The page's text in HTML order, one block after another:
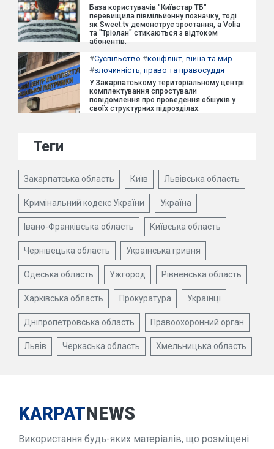
База користувачів "Київстар ТБ"
перевищила півмільйонну позначку, тоді
як Sweet.tv демонструє зростання, а Volia
та "Тріолан" стикаються з відтоком
абонентів.
#Суспільство #конфлікт, війна та мир
#злочинність, право та правосуддя
У Закарпатському територіальному центрі
комплектування спростували
повідомлення про проведення обшуків у
своїх структурних підрозділах.
Теги
Закарпатська область Київ Львівська область
Кримінальний кодекс України Україна
Івано-Франківська область Київська область
Чернівецька область Українська гривня
Одеська область Ужгород Рівненська область
Харківська область Прокуратура Українці
Дніпропетровська область Правоохоронний орган
Львів Черкаська область Хмельницька область
KARPATNEWS
Використання будь-яких матеріалів, що розміщені